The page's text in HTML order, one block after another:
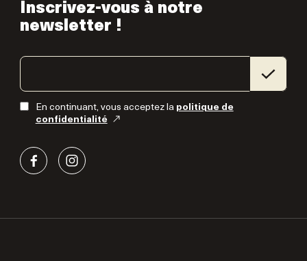
Inscrivez-vous à notre
newsletter !
En continuant, vous acceptez la politique de
confidentialité